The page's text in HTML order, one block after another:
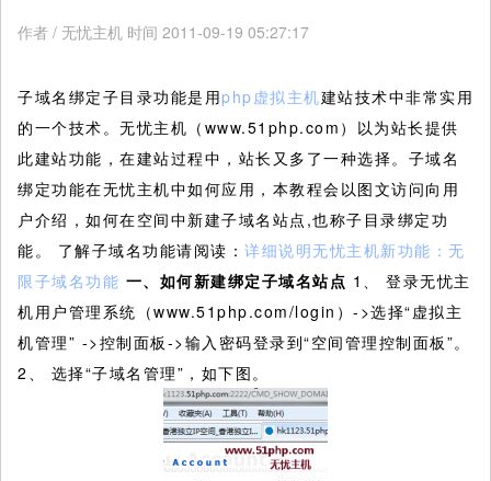
作者 / 无忧主机 时间 2011-09-19 05:27:17
子域名绑定子目录功能是用php虚拟主机建站技术中非常实用
的一个技术。无忧主机（www.51php.com）以为站长提供
此建站功能，在建站过程中，站长又多了一种选择。子域名
绑定功能在无忧主机中如何应用，本教程会以图文访问向用
户介绍，如何在空间中新建子域名站点,也称子目录绑定功
能。 了解子域名功能请阅读： 详细说明无忧主机新功能：无
限子域名功能 一、如何新建绑定子域名站点 1、 登录无忧主
机用户管理系统（www.51php.com/login）->选择“虚拟主
机管理” ->控制面板->输入密码登录到“空间管理控制面板”。
2、 选择“子域名管理”，如下图。